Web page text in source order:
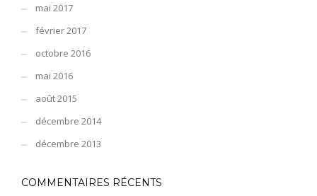
mai 2017
février 2017
octobre 2016
mai 2016
août 2015
décembre 2014
décembre 2013
COMMENTAIRES RÉCENTS